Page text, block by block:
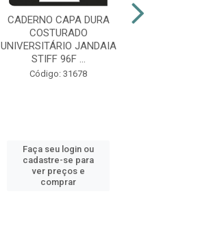
CADERNO CAPA DURA
COSTURADO
UNIVERSITÁRIO JANDAIA
STIFF 96F ...
Código: 31678
Faça seu login ou
cadastre-se para
ver preços e
comprar